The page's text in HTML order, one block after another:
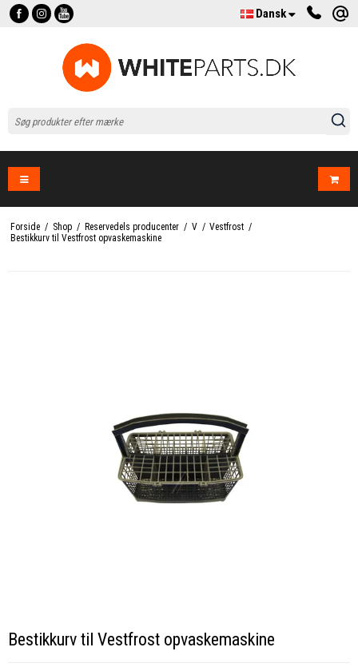
Dansk
Forside / Shop / Reservedels producenter / V / Vestfrost /
Bestikkurv til Vestfrost opvaskemaskine
Bestikkurv til Vestfrost opvaskemaskine